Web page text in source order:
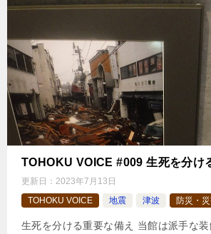
TOHOKU VOICE #009 生死を分け
更新日： 2023年7月13日
TOHOKU VOICE
地震 津波 防災・
生死を分ける重要な備え 当館は派手な